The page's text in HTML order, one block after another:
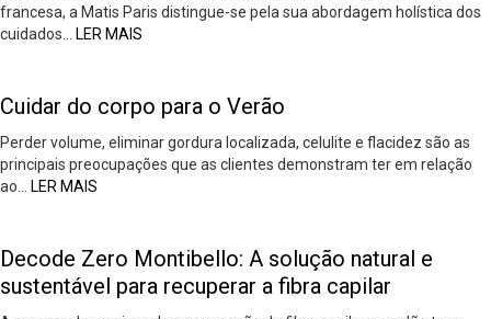
francesa, a Matis Paris distingue-se pela sua abordagem holística dos
cuidados…
LER MAIS
Cuidar do corpo para o Verão
Perder volume, eliminar gordura localizada, celulite e flacidez são as
principais preocupações que as clientes demonstram ter em relação
ao…
LER MAIS
Decode Zero Montibello: A solução natural e
sustentável para recuperar a fibra capilar